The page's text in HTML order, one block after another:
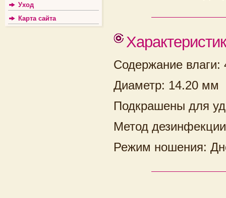
Уход
Карта сайта
Содержание влаги:
Диаметр: 14.20 мм
Подкрашены для
Метод
Режим ношения: